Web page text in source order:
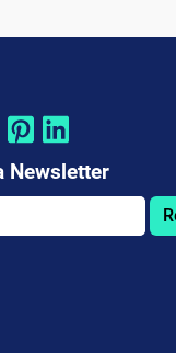
Newsletter